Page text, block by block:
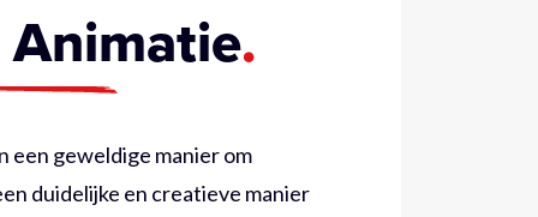
een geweldige manier om
duidelijke en creatieve manier